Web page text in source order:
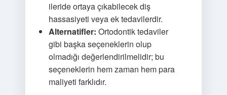
ileride ortaya çıkabilecek diş
hassasiyeti veya ek tedavilerdir.
Alternatifler: Ortodontik tedaviler
gibi başka seçeneklerin olup
olmadığı değerlendirilmelidir; bu
seçeneklerin hem zaman hem para
maliyeti farklıdır.